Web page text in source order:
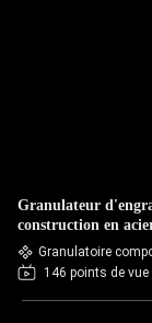
Granulateur
construction en
Granulatoire
146 points de vue